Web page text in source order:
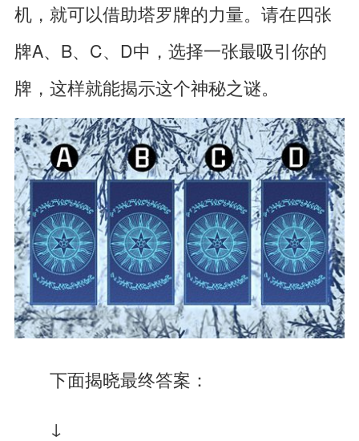
机，就可以借助塔罗牌的力量。请在四张
牌A、B、C、D中，选择一张最吸引你的
牌，这样就能揭示这个神秘之谜。
下面揭晓最终答案：
↓